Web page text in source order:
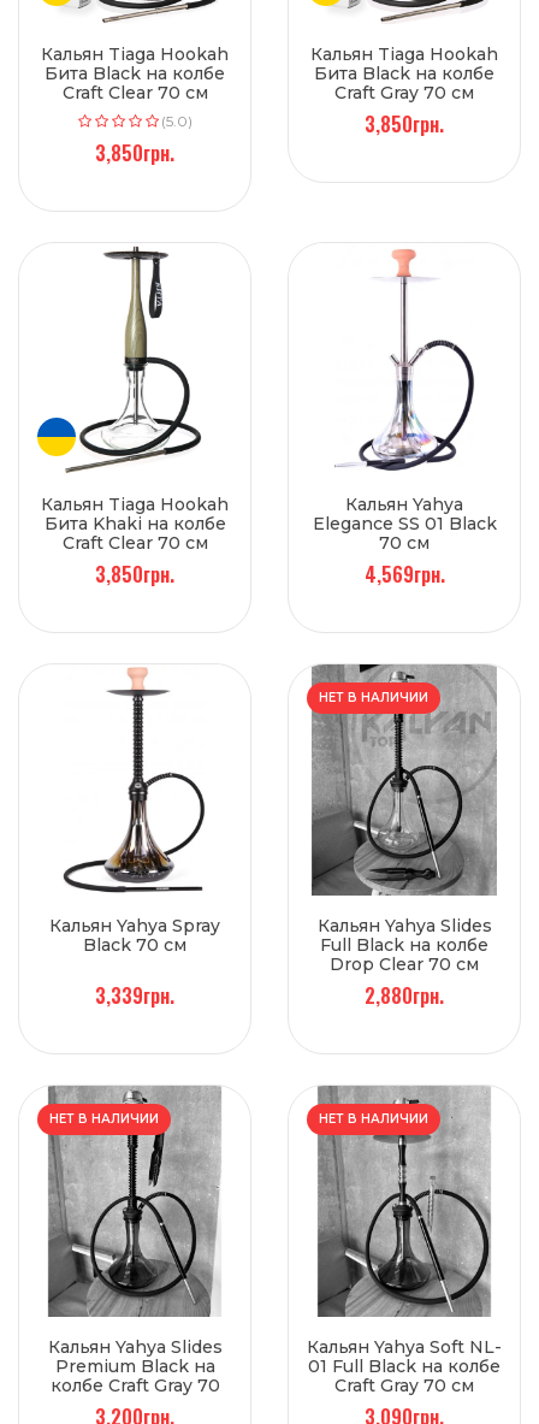
Кальян Tiaga Hookah
Бита Black на колбе
Craft Clear 70 см
(5.0)
3,850грн.
Кальян Tiaga Hookah
Бита Black на колбе
Craft Gray 70 см
3,850грн.
Кальян Tiaga Hookah
Бита Khaki на колбе
Craft Clear 70 см
3,850грн.
Кальян Yahya
Elegance SS 01 Black
70 см
4,569грн.
Кальян Yahya Spray
Black 70 см
3,339грн.
НЕТ В НАЛИЧИИ
Кальян Yahya Slides
Full Black на колбе
Drop Clear 70 см
2,880грн.
НЕТ В НАЛИЧИИ
Кальян Yahya Slides
Premium Black на
колбе Craft Gray 70
см
3,200грн.
НЕТ В НАЛИЧИИ
Кальян Yahya Soft NL-
01 Full Black на колбе
Craft Gray 70 см
3,090грн.